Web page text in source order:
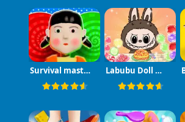
Survival master: 456 Challenge Labubu Doll Mukbang Asmr Unblocked